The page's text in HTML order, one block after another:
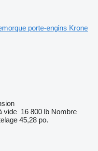
porte-engins Krone
vide 16 800 lb Nombre
45,28 po.